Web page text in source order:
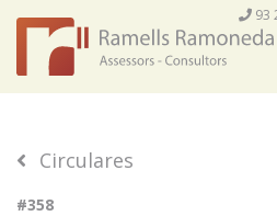
93
Circulares
#358